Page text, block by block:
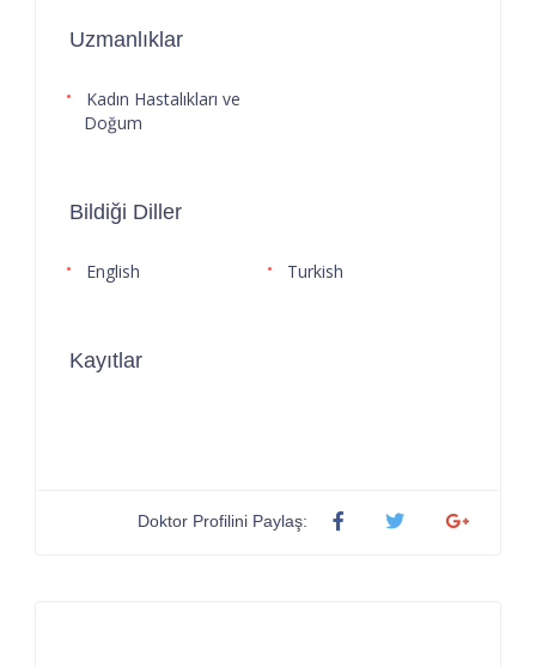
Uzmanlıklar
Kadın Hastalıkları ve
Doğum
Bildiği Diller
English Turkish
Kayıtlar
Doktor Profilini Paylaş: